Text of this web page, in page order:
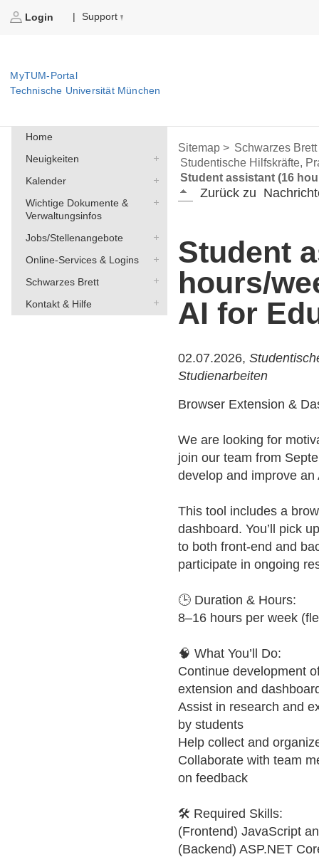
Login | Support
MyTUM-Portal
Technische Universität München
Home
Neuigkeiten
Kalender
Wichtige Dokumente &
Verwaltungsinfos
Jobs/Stellenangebote
Online-Services & Logins
Schwarzes Brett
Kontakt & Hilfe
Sitemap > Schwarzes Brett
Studentische Hilfskräfte,
Student assistant (16
Zurück zu
Student
hours/
AI for
02.07.2026,
Studienarbeiten
Browser Extension &
We are looking for
join our team from
develop and improve
This tool includes a
dashboard. You’ll pick
to both front-end and
participate in ongoing
🕒 Duration & Hours:
8–16 hours per week
🧠 What You’ll Do:
Continue development
extension and
Assist in research and
by students
Help collect and
Collaborate with team
on feedback
🛠 Required Skills:
(Frontend) JavaScript
(Backend) ASP.NET